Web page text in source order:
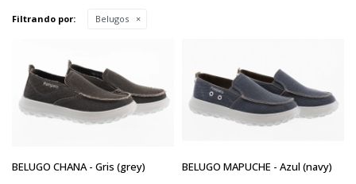
Filtrando por: Belugos
BELUGO CHANA - Gris (grey) BELUGO MAPUCHE - Azul (navy)